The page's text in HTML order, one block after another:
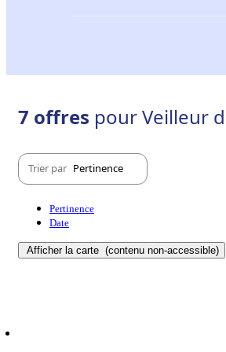
7 offres pour Veilleur
Trier par Pertinence
Pertinence
Date
Afficher la carte (contenu non-accessible)